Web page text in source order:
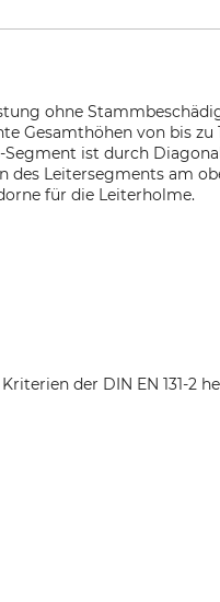
ohne
Gesamthöhen von bis zu
Segment ist durch
Leitersegments am
für die Leiterholme.
der DIN EN 131-2